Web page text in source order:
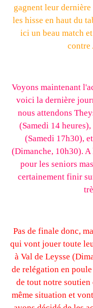
gagnent leur
les hisse en haut du
ici un beau match
contre
Voyons maintenant
voici la dernière
nous attendons
(Samedi 14
(Samedi 17h30),
(Dimanche, 10h30).
pour les seniors
certainement finir
Pas de finale donc,
qui vont jouer toute
à Val de Leysse
de relégation en
de tout notre soutien
même situation et